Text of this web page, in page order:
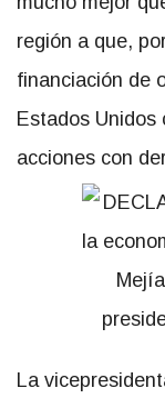
región a que,
financiación de
Estados
acciones con
La